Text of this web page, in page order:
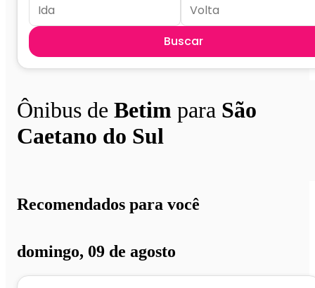
Buscar
Ônibus de Betim para São
Caetano do Sul
Recomendados para você
domingo, 09 de agosto